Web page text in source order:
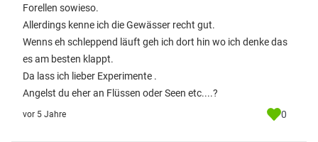
Forellen sowieso.
Allerdings kenne ich die Gewässer recht gut.
Wenns eh schleppend läuft geh ich dort hin wo ich denke das
es am besten klappt.
Da lass ich lieber Experimente .
Angelst du eher an Flüssen oder Seen etc....?
vor 5 Jahre 0